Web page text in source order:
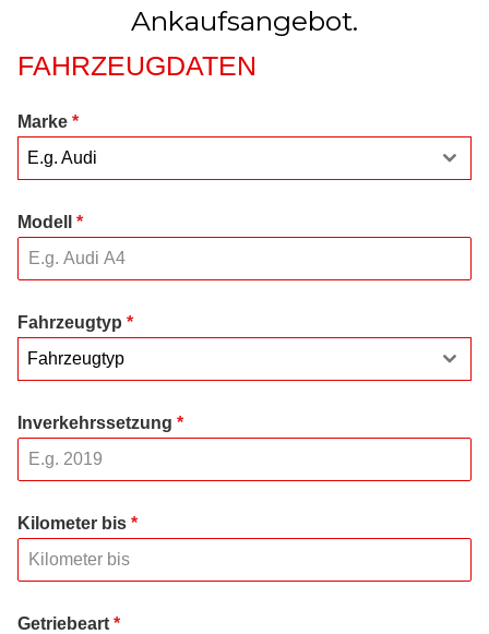
Ankaufsangebot.
FAHRZEUGDATEN
Marke *
E.g. Audi
Modell *
Fahrzeugtyp *
Fahrzeugtyp
Inverkehrssetzung *
Kilometer bis *
Getriebeart *